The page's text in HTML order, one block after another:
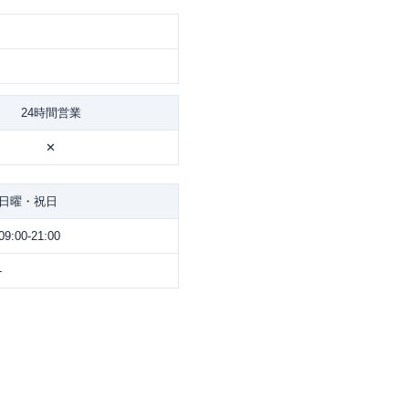
24時間営業
✕
日曜・祝日
21:00